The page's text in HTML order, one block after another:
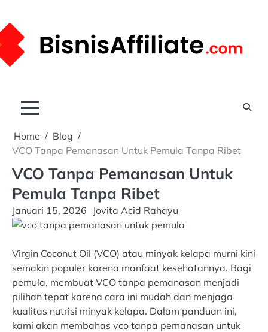
to
content
Home
Blog
VCO Tanpa Pemanasan Untuk Pemula Tanpa Ribet
VCO Tanpa Pemanasan Untuk
Pemula Tanpa Ribet
Januari 15, 2026 Jovita Acid Rahayu
Virgin Coconut Oil (VCO) atau minyak kelapa murni kini
semakin populer karena manfaat kesehatannya. Bagi
pemula, membuat VCO tanpa pemanasan menjadi
pilihan tepat karena cara ini mudah dan menjaga
kualitas nutrisi minyak kelapa. Dalam panduan ini,
kami akan membahas vco tanpa pemanasan untuk